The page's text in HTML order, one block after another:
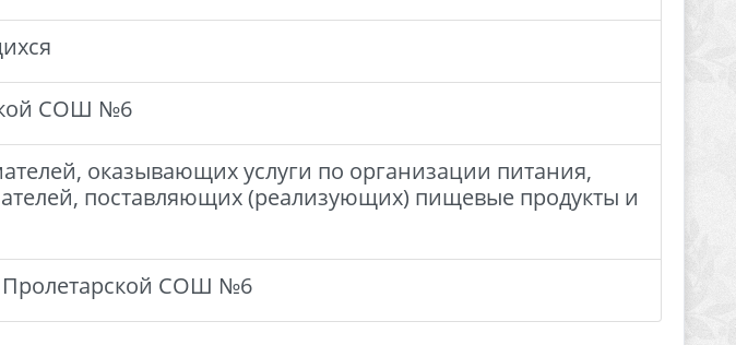
СОШ №6
оказывающих услуги по организации питания,
поставляющих (реализующих) пищевые продукты и
Пролетарской СОШ №6